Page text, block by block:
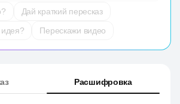
Дай краткий пересказ
Перескажи видео
Расшифровка